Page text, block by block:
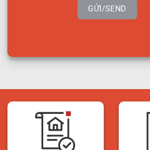
GỬI/SEND